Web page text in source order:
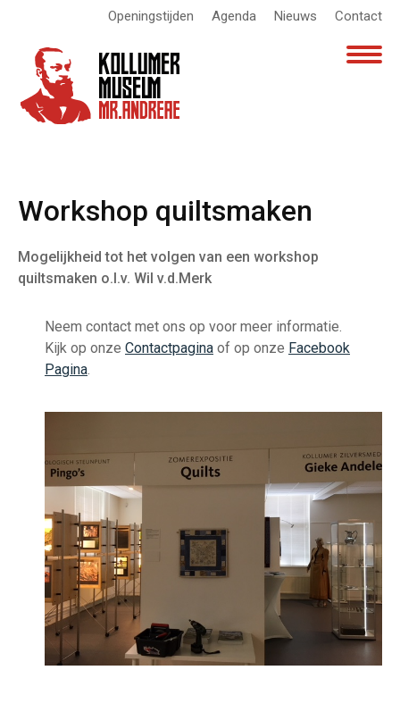
Openingstijden Agenda Nieuws Contact
Workshop quiltsmaken
Mogelijkheid tot het volgen van een workshop
quiltsmaken o.l.v. Wil v.d.Merk
Neem contact met ons op voor meer informatie.
Kijk op onze Contactpagina of op onze Facebook
Pagina.